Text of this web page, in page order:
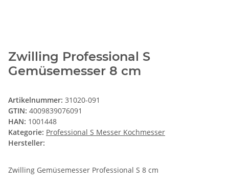
Zwilling Professional S
Gemüsemesser 8 cm
Artikelnummer: 31020-091
GTIN: 4009839076091
HAN: 1001448
Kategorie: Professional S Messer Kochmesser
Hersteller:
Zwilling Gemüsemesser Professional S 8 cm